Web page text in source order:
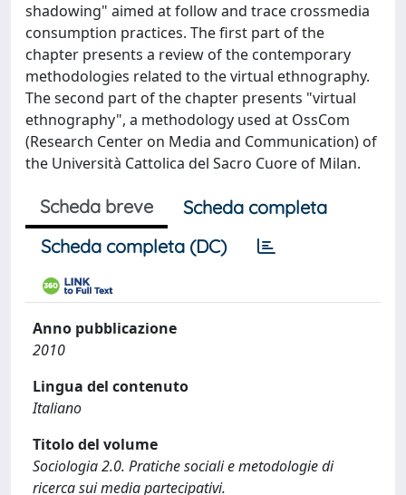
shadowing" aimed at follow and trace crossmedia
consumption practices. The first part of the
chapter presents a review of the contemporary
methodologies related to the virtual ethnography.
The second part of the chapter presents "virtual
ethnography", a methodology used at OssCom
(Research Center on Media and Communication) of
the Università Cattolica del Sacro Cuore of Milan.
Scheda breve
Scheda completa
Scheda completa (DC)
Anno pubblicazione
2010
Lingua del contenuto
Italiano
Titolo del volume
Sociologia 2.0. Pratiche sociali e metodologie di
ricerca sui media partecipativi.